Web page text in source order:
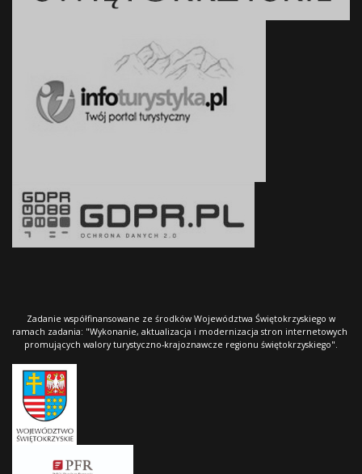
Zadanie współfinansowane ze środków Województwa Świętokrzyskiego w
ramach zadania: "Wykonanie, aktualizacja i modernizacja stron internetowych
promujących walory turystyczno-krajoznawcze regionu świętokrzyskiego".